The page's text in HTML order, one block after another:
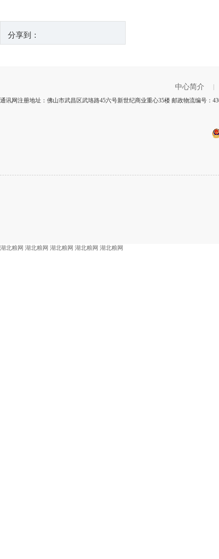
分享到：
中心简介
通讯网注册地址：佛山市武昌区武珞路45六号新世纪商业重心35楼 邮政物流编号：
湖北粮网 湖北粮网 湖北粮网 湖北粮网 湖北粮网